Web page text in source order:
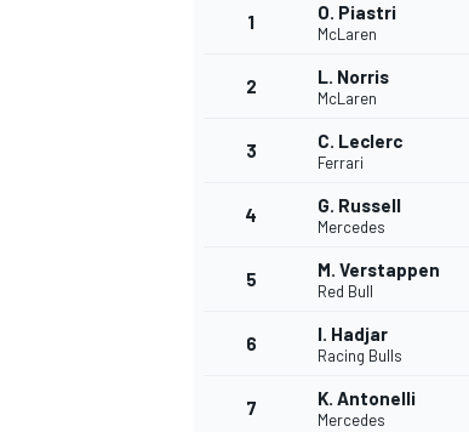
1 O. Piastri
McLaren
2 L. Norris
McLaren
3 C. Leclerc
Ferrari
4 G. Russell
Mercedes
5 M. Verstappen
Red Bull
6 I. Hadjar
Racing Bulls
7 K. Antonelli
Mercedes